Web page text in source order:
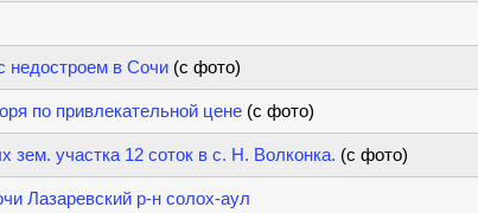
недостроем в Сочи (с фото)
по привлекательной цене (с фото)
зем. участка 12 соток в с. Н. Волконка. (с фото)
Лазаревский р-н солох-аул